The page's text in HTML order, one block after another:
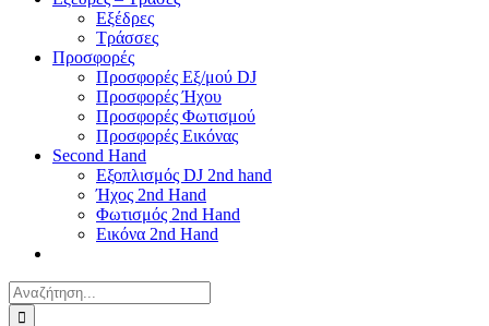
Εξέδρες
Τράσσες
Προσφορές
Προσφορές Εξ/μού DJ
Προσφορές Ήχου
Προσφορές Φωτισμού
Προσφορές Εικόνας
Second Hand
Εξοπλισμός DJ 2nd hand
Ήχος 2nd Hand
Φωτισμός 2nd Hand
Εικόνα 2nd Hand
Αναζήτηση
για: